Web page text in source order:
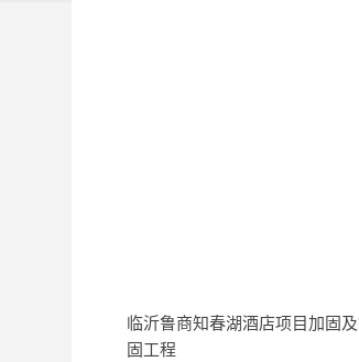
临沂鲁商知春湖酒店项目加固
固工程